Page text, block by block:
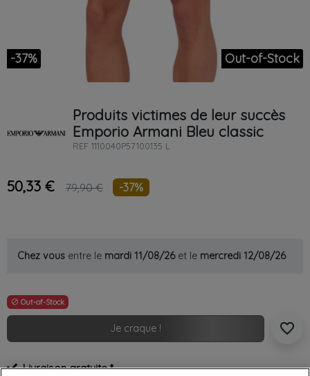
-37% Out-of-Stock
Produits victimes de leur succès
Emporio Armani Bleu classic
REF 1110040P57100135 L
50,33 € 79,90 € -37%
Chez vous entre le mardi 11/08/26et le mercredi 12/08/26
 Out-of-Stock
Je craque ! favorite_border
Livraison gratuite *